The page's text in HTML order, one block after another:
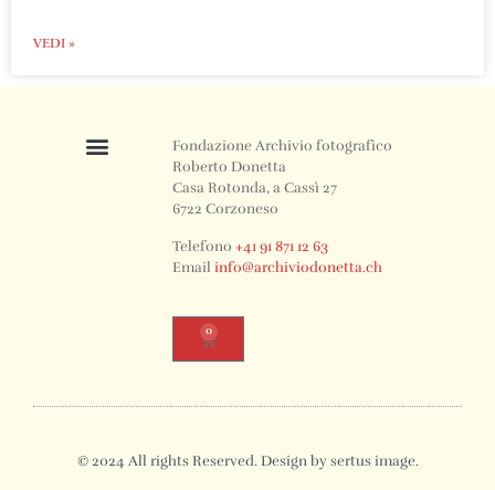
VEDI »
Fondazione Archivio fotografico
Roberto Donetta
Casa Rotonda, a Cassì 27
6722 Corzoneso
Telefono+41 91 871 12 63
Emailinfo@archiviodonetta.ch
0
© 2024 All rights Reserved. Design by sertus image.